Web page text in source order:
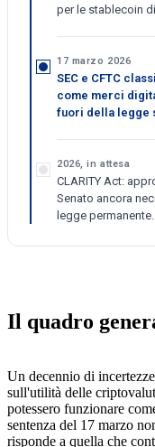
per le stablecoin
17 marzo 2026
SEC e CFTC
come merci
fuori della legge
2026, in attesa
CLARITY Act:
Senato ancora
legge permanente.
Il quadro
Un decennio di
sull'utilità delle
potessero funzionare
sentenza del 17 marzo
risponde a quella che